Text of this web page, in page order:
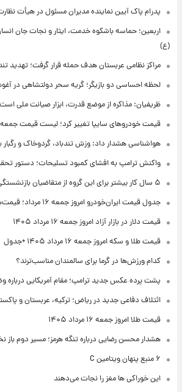
پدرام پاک آیین نماینده مدیران مسئول در هیأت
اربعین؛ حماسه باشکوه خدمت، ایثار و نجات جان
(ع)
مراکز نظامی عربستان هدف حمله قرار گرفت؛ تهدید
لحظه احساسی دو بازیگر؛ گریه سحر دولتشاهی در
ظریفیان: مذاکره از موضع قدرت، ابزار صیانت ملی است
قیمت خودروهای سایپا تغییر کرد؛ لیست قیمت جمعه ۱۶ مرداد منتشر شد
هواشناسی هشدار داد: وزش تندباد، گردوخاک و رگبار باران تا ۵
واکنش ترامپ به افشای کمبود تسلیحات؛ دستور
۵ سال کار بیشتر برای این گروه از متقاضیان بازنشستگی
جدول قیمت ایران‌خودرو امروز جمعه ۱۶ مرداد؛ قیمت‌ها تغییر کرد
قیمت دلار در بازار آزاد امروز جمعه ۱۶ مرداد ۱۴۰۵
قیمت طلا و سکه امروز جمعه ۱۶ مرداد ۱۴۰۵ +جدول
کدام ورزش‌ها در گرما برای سالمندان مناسب‌ترند؟
پشت پرده عکس جدید ترامپ؛ مقام آمریکایی
ائتلاف دفاعی جدید در ریاض؛ ترکیه، عربستان و
قیمت طلا امروز جمعه ۱۶ مرداد ۱۴۰۵
هشدار محسن رضایی درباره تنگه هرمز؛ مسیر دوم باز
۶ منبع پنهان ویتامین C
این خوراکی ها مغز را نجات می‌دهند